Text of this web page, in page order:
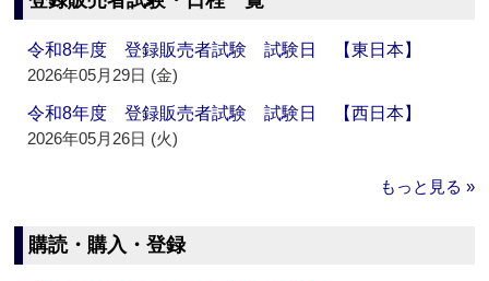
令和8年度 登録販売者試験 試験日 【東日本】
2026年05月29日 (金)
令和8年度 登録販売者試験 試験日 【西日本】
2026年05月26日 (火)
もっと見る »
購読・購入・登録